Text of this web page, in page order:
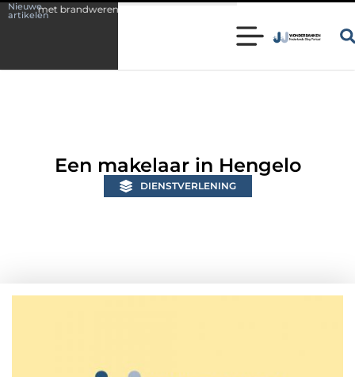
Nieuwe
artikelencoaten Klassieke boekenkast: een stijlvol statement in
Een makelaar in Hengelo
DIENSTVERLENING